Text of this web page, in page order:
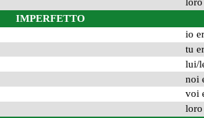
IMPERFETTO
loro
io
tu
lui/
noi
voi
loro